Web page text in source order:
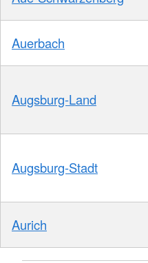
Auerbach
Augsburg-Land
Augsburg-Stadt
Aurich